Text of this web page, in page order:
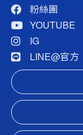
粉絲團
YOUTUBE
IG
LINE@官方